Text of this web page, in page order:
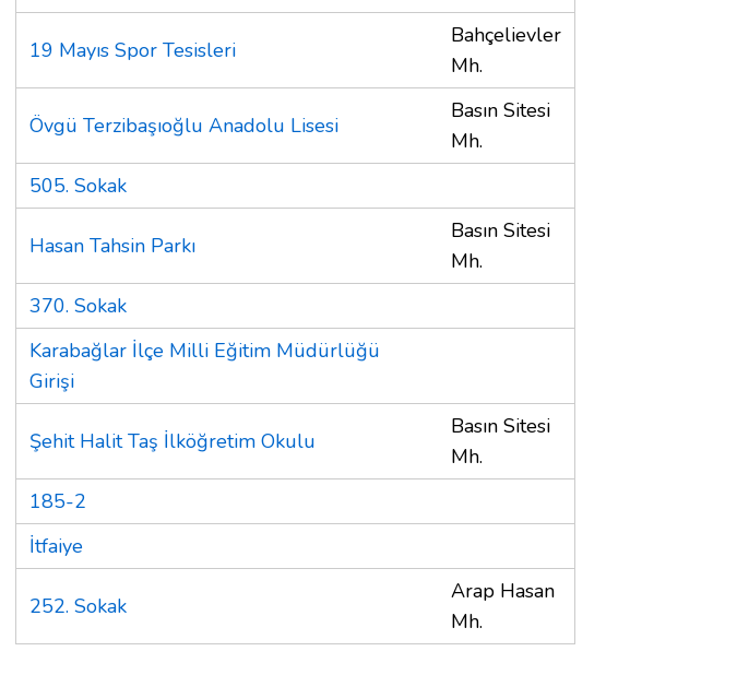
19 Mayıs Spor Tesisleri
Bahçelievler
Mh.
Övgü Terzibaşıoğlu Anadolu Lisesi
Basın Sitesi
Mh.
505. Sokak
Hasan Tahsin Parkı
Basın Sitesi
Mh.
370. Sokak
Karabağlar İlçe Milli Eğitim Müdürlüğü
Girişi
Şehit Halit Taş İlköğretim Okulu
Basın Sitesi
Mh.
185-2
İtfaiye
252. Sokak
Arap Hasan
Mh.